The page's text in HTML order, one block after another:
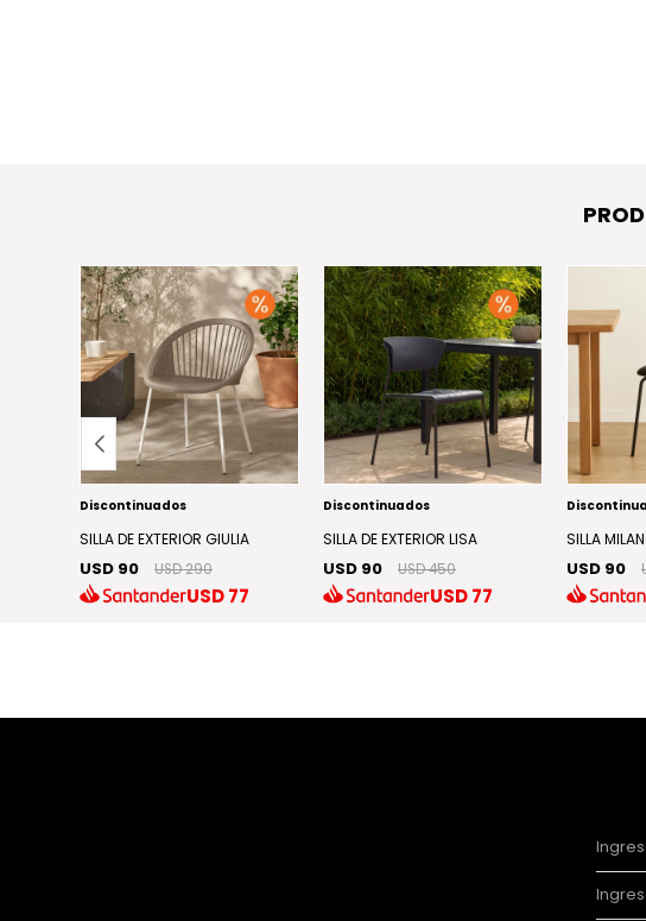
Discontinuados
SILLA DE EXTERIOR GIULIA
USD 90 USD 290
USD77
Discontinuados
SILLA DE EXTERIOR LISA
USD 90 USD 450
USD77
SILLA
USD 90